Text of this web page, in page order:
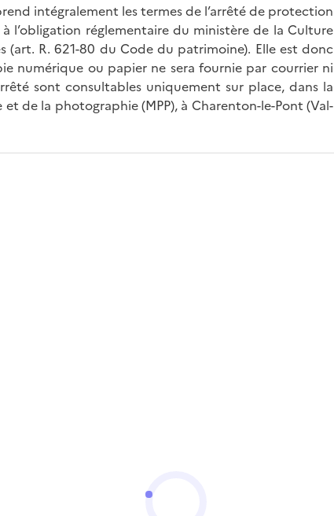
intégralement les termes de l’arrêté de protection
l’obligation réglementaire du ministère de la Culture
(art. R. 621-80 du Code du patrimoine). Elle est donc
numérique ou papier ne sera fournie par courrier ni
sont consultables uniquement sur place, dans la
de la photographie (MPP), à Charenton-le-Pont (Val-